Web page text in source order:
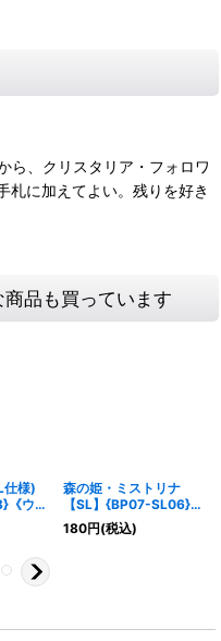
ら、クリスタリア・フォロワ
札に加えてよい。残りを好き
品も買っています
仕様)
《ウィ
森の姫・ミストリナ
【SL】{BP07-SL06}
《ロイヤル》
180円(税込)